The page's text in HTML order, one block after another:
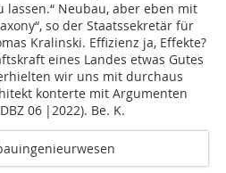
lassen.“ Neubau, aber eben mit
so der Staatssekretär für
Kralinski. Effizienz ja, Effekte?
eines Landes etwas Gutes
wir uns mit durchaus
konterte mit Argumenten
06 |2022). Be. K.